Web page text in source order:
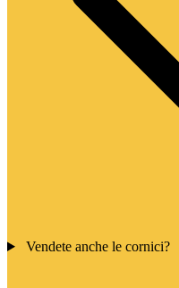
Vendete anche le cornici?